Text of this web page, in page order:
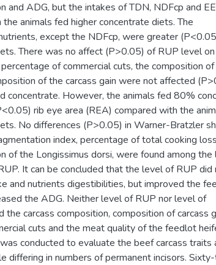
and ADG, but the intakes of TDN, NDFcp and
animals fed higher concentrate diets. The
except the NDFcp, were greater
There was no affect (P>0.05) of RUP level on
of commercial cuts, the composition
of the carcass gain were not affected
concentrate. However, the animals fed 80%
rib eye area (REA) compared with the
No differences (P>0.05) in Warner-Bratzler
index, percentage of total cooking
of the Longissimus dorsi, were found among the
It can be concluded that the level of RUP did
and nutrients digestibilities, but improved the
the ADG. Neither level of RUP nor level of
carcass composition, composition of carcass
cuts and the meat quality of the feedlot
conducted to evaluate the beef carcass traits
differing in numbers of permanent incisors.